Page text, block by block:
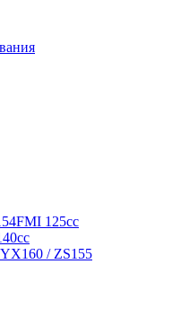
125cc
/ ZS155